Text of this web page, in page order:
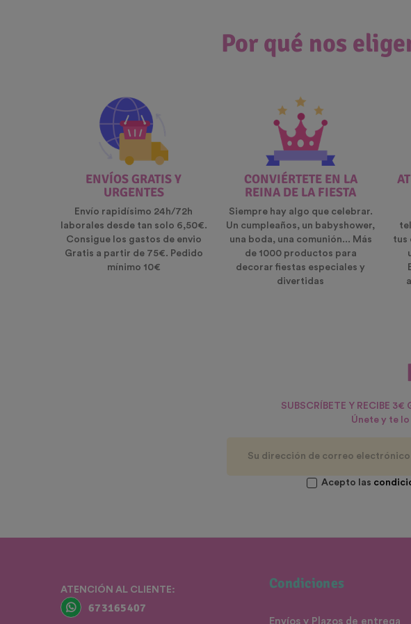
Por qué nos
ENVÍOS GRATIS Y
URGENTES
Envío rapidísimo 24h/72h
laborales desde tan solo 6,50€.
Consigue los gastos de envio
Gratis a partir de 75€. Pedido
mínimo 10€
CONVIÉRTETE EN LA
REINA DE LA FIESTA
Siempre hay algo que celebrar.
Un cumpleaños, un babyshower,
una boda, una comunión... Más
de 1000 productos para
decorar fiestas especiales y
divertidas
tus
SUBSCRÍBETE Y RECIBE 3€
Únete y te
Acepto las
ATENCIÓN AL CLIENTE:
673165407
Condiciones
Envíos y Plazos de entrega